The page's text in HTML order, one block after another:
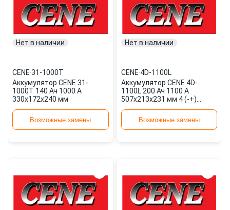
Нет в наличии
CENE·31-1000T
Аккумулятор CENE 31-
1000T 140 Ач 1000 А
330x172x240 мм
Возможные замены
Нет в наличии
CENE·4D-1100L
Аккумулятор CENE 4D-
1100L 200 Ач 1100 А
507x213x231 мм 4 (-+)
Возможные замены